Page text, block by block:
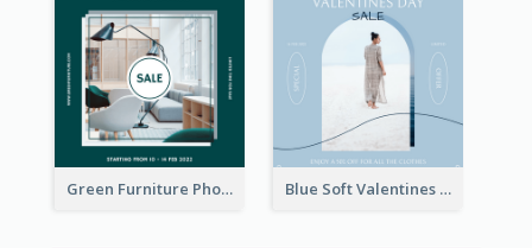
Green Furniture Photo Furniture Sale Instagram Post Blue Soft Valentines Day Limited Sale Instagram Post